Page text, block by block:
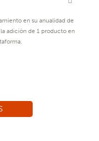
en su anualidad de
adición de 1 producto en